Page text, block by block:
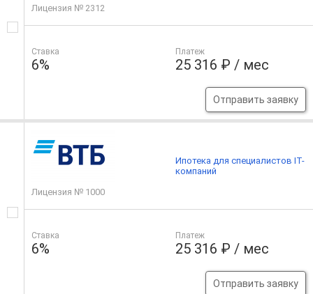
Лицензия № 2312
Ставка
6%
Платеж
25 316 ₽ / мес
Отправить заявку
Лицензия № 1000
Ставка
6%
Платеж
25 316 ₽ / мес
Отправить заявку
Ипотека для специалистов IT-
компаний